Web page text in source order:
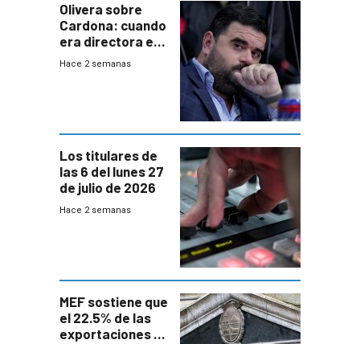
Olivera sobre
Cardona: cuando
era directora en
UTE “no era muy
Hace 2 semanas
Los titulares de
las 6 del lunes 27
de julio de 2026
Hace 2 semanas
MEF sostiene que
el 22.5% de las
exportaciones a